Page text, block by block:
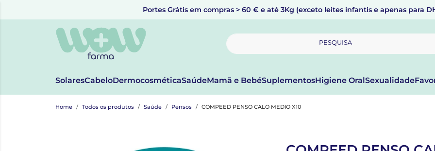
Portes Grátis em compras > 60 € e até 3Kg (exceto leites infantis e apenas para
PESQUISA
SolaresCabeloDermocosméticaSaúdeMamã e BebéSuplementosHigiene OralSexualidade
Home Todos os produtos Saúde Pensos COMPEED PENSO CALO MEDIO X10